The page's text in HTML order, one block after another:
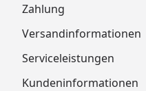
Zahlung
Versandinformationen
Serviceleistungen
Kundeninformationen